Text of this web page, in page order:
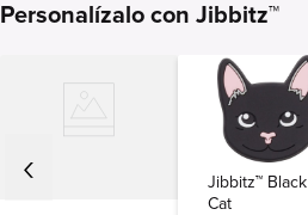
Personalízalo con Jibbitz™
Jibbitz™ Black
Cat